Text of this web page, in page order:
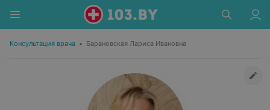
Консультация врача • Барановская Лариса Ивановна